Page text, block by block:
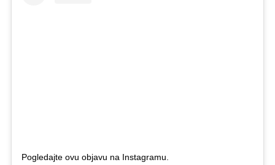
Pogledajte ovu objavu na Instagramu.